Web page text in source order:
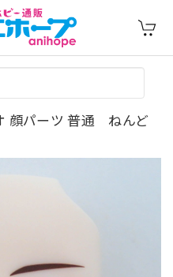
顔パーツ 普通 ねんど